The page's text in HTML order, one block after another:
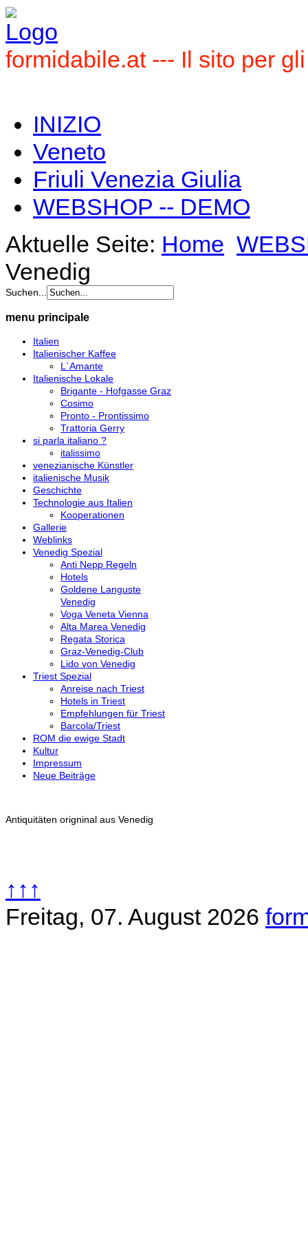
formidabile.at --- Il sito per
INIZIO
Veneto
Friuli Venezia Giulia
WEBSHOP -- DEMO
Aktuelle Seite: Home
Venedig
Suchen...
menu principale
Italien
Italienischer Kaffee
L`Amante
Italienische Lokale
Brigante - Hofgasse Graz
Cosimo
Pronto - Prontissimo
Trattoria Gerry
si parla italiano ?
italissimo
venezianische Künstler
italienische Musik
Geschichte
Technologie aus Italien
Kooperationen
Gallerie
Weblinks
Venedig Spezial
Anti Nepp Regeln
Hotels
Goldene Languste
Venedig
Voga Veneta Vienna
Alta Marea Venedig
Regata Storica
Graz-Venedig-Club
Lido von Venedig
Triest Spezial
Anreise nach Triest
Hotels in Triest
Empfehlungen für Triest
Barcola/Triest
ROM die ewige Stadt
Kultur
Impressum
Neue Beiträge
Antiquitäten origninal aus Venedig
↑↑↑
Freitag, 07. August 2026